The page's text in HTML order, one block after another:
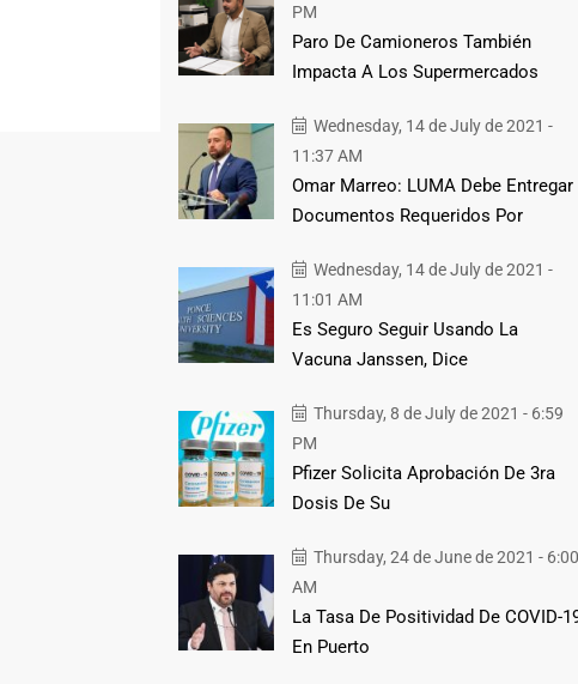
PM
Paro De Camioneros También
Impacta A Los Supermercados
Wednesday, 14 de July de 2021 -
11:37 AM
Omar Marreo: LUMA Debe Entregar
Documentos Requeridos Por
Wednesday, 14 de July de 2021 -
11:01 AM
Es Seguro Seguir Usando La
Vacuna Janssen, Dice
Thursday, 8 de July de 2021 - 6:59
PM
Pfizer Solicita Aprobación De 3ra
Dosis De Su
Thursday, 24 de June de 2021 - 6:00
AM
La Tasa De Positividad De COVID-
En Puerto